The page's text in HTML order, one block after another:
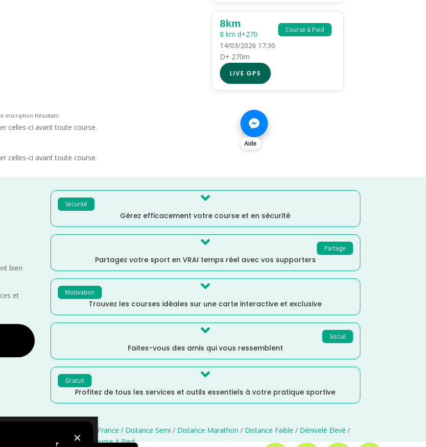
Course à Pied
8km
8 km d+270
14/03/2026 17:30
D+ 270m
LIVE GPS
Inscription Résultats
celles-ci avant toute course.
celles-ci avant toute course.
Aide
bien
et
Sécurité 
Gérez efficacement votre course et en sécurité
Partage

Partagez votre sport en VRAI temps réel avec vos supporters
Motivation 
Trouvez les courses idéales sur une carte interactive et exclusive
Social

Faites-vous des amis qui vous ressemblent
Gratuit 
Profitez de tous les services et outils essentiels à votre pratique sportive
× France / Distance Semi / Distance Marathon / Distance Faible / Dénivelé Elevé /
courses
Course à Pied